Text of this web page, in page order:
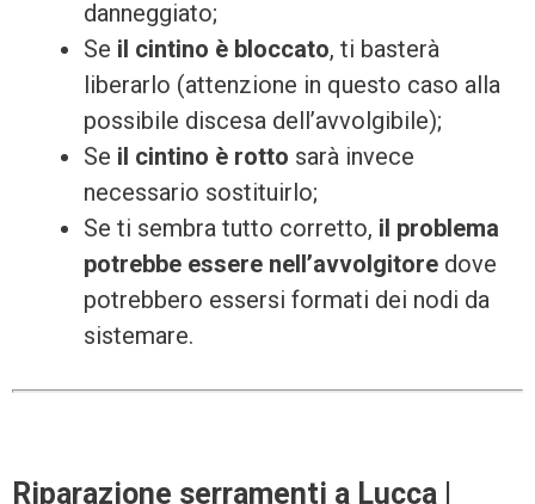
danneggiato;
Se il cintino è bloccato, ti basterà
liberarlo (attenzione in questo caso alla
possibile discesa dell’avvolgibile);
Se il cintino è rotto sarà invece
necessario sostituirlo;
Se ti sembra tutto corretto, il problema
potrebbe essere nell’avvolgitore dove
potrebbero essersi formati dei nodi da
sistemare.
Riparazione serramenti a Lucca |